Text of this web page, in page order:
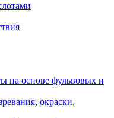
на основе фульвовых и
окраски,